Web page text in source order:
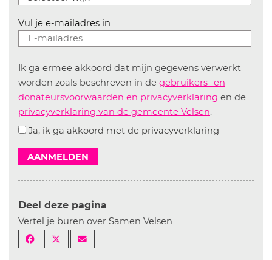
Vul je e-mailadres in
Ik ga ermee akkoord dat mijn gegevens verwerkt
worden zoals beschreven in de gebruikers- en
donateursvoorwaarden en privacyverklaring en de
privacyverklaring van de gemeente Velsen.
Ja, ik ga akkoord met de privacyverklaring
AANMELDEN
Deel deze pagina
Vertel je buren over Samen Velsen